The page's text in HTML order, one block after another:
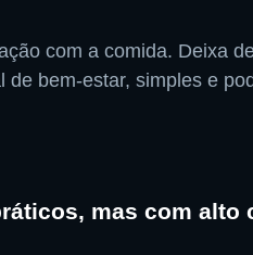
com a comida. Deixa
bem-estar, simples e
mas com alto